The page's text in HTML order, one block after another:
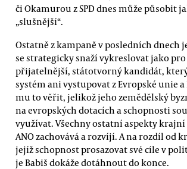
či Okamurou z SPD dnes může působit
„slušnější“.
Ostatně z kampaně v posledních dnech
se strategicky snaží vykreslovat jako
přijatelnější, státotvorný kandidát,
systém ani vystupovat z Evropské unie a
mu to věřit, jelikož jeho zemědělský
na evropských dotacích a schopnosti
využívat. Všechny ostatní aspekty krajní
ANO zachovává a rozvíjí. A na rozdíl od
jejíž schopnost prosazovat své cíle v
je Babiš dokáže dotáhnout do konce.